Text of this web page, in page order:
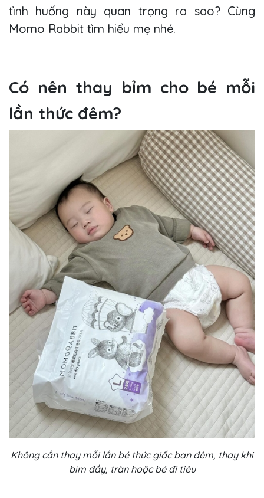
tình huống này quan trọng ra sao? Cùng
Momo Rabbit tìm hiểu mẹ nhé.
Có nên thay bỉm cho bé mỗi
lần thức đêm?
Không cần thay mỗi lần bé thức giấc ban đêm, thay khi
bỉm đầy, tràn hoặc bé đi tiêu